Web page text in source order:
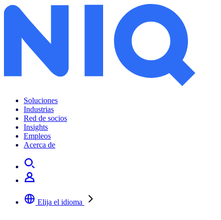
Soluciones
Industrias
Red de socios
Insights
Empleos
Acerca de
Elija el idioma